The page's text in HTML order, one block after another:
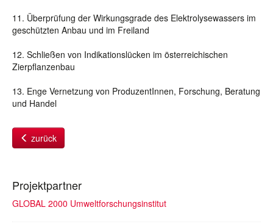
11. Überprüfung der Wirkungsgrade des Elektrolysewassers im
geschützten Anbau und im Freiland
12. Schließen von Indikationslücken im österreichischen
Zierpflanzenbau
13. Enge Vernetzung von ProduzentInnen, Forschung, Beratung
und Handel
zurück
Projektpartner
GLOBAL 2000 Umweltforschungsinstitut